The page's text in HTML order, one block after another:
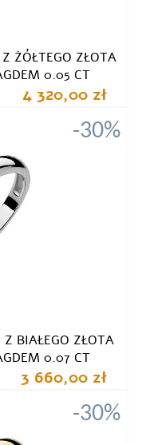
ŻÓŁTEGO ZŁOTA
0.05 CT
4 320,00 zł
-30%
Z BIAŁEGO ZŁOTA
0.07 CT
3 660,00 zł
-30%